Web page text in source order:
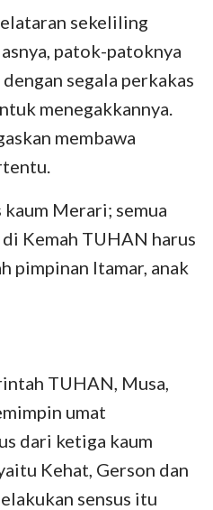
sekeliling
patok-patoknya
segala perkakas
menegakkannya.
membawa
Merari; semua
Kemah TUHAN harus
pimpinan Itamar, anak
TUHAN, Musa,
umat
dari ketiga kaum
Kehat, Gerson dan
sensus itu